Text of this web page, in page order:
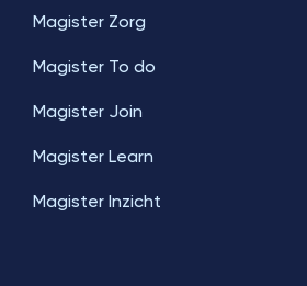
Magister Zorg
Magister To do
Magister Join
Magister Learn
Magister Inzicht